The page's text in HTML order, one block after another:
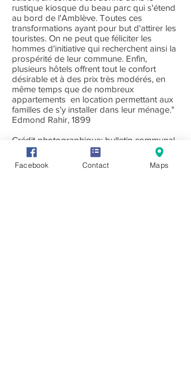
rustique kiosque du beau parc qui s'étend
au bord de l'Amblève. Toutes ces
transformations ayant pour but d'attirer les
touristes. On ne peut que féliciter les
hommes d'initiative qui recherchent ainsi la
prospérité de leur commune. Enfin,
plusieurs hôtels offrent tout le confort
désirable et à des prix très modérés, en
même temps que de nombreux
appartements en location permettant aux
familles de s'y installer dans leur ménage."
Edmond Rahir, 1899
Crédit photographique: bulletin communal
d'informations "la Commune" - Aywaille
Facebook Contact Maps